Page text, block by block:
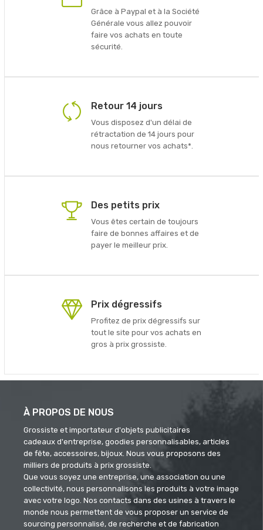
Grâce à Paypal et à la Société
Générale vous allez pouvoir
faire vos achats en toute
sécurité.
Retour 14 jours
Vous disposez d'un délai de
rétractation de 14 jours pour
nous retourner vos achats*.
Des petits prix
Vous êtes certain de toujours
faire de bonnes affaires et de
payer le meilleur prix.
Prix dégressifs
Profitez de prix dégressifs sur
tout le site pour vos achats en
gros à prix grossiste.
À PROPOS DE NOUS
Grossiste et importateur d'objets publicitaires
cadeaux d'entreprise, goodies personnalisables, articles
de fête, accessoires, bijoux. Nous vous proposons des
milliers de produits à prix grossiste.
Que vous soyez une entreprise, une association ou une
collectivité, nous personnalisons les produits à votre image
avec votre logo. Nos contacts dans des usines à travers le
monde nous permettent de vous proposer un service de
sourcing personnalisé, de recherche et de fabrication